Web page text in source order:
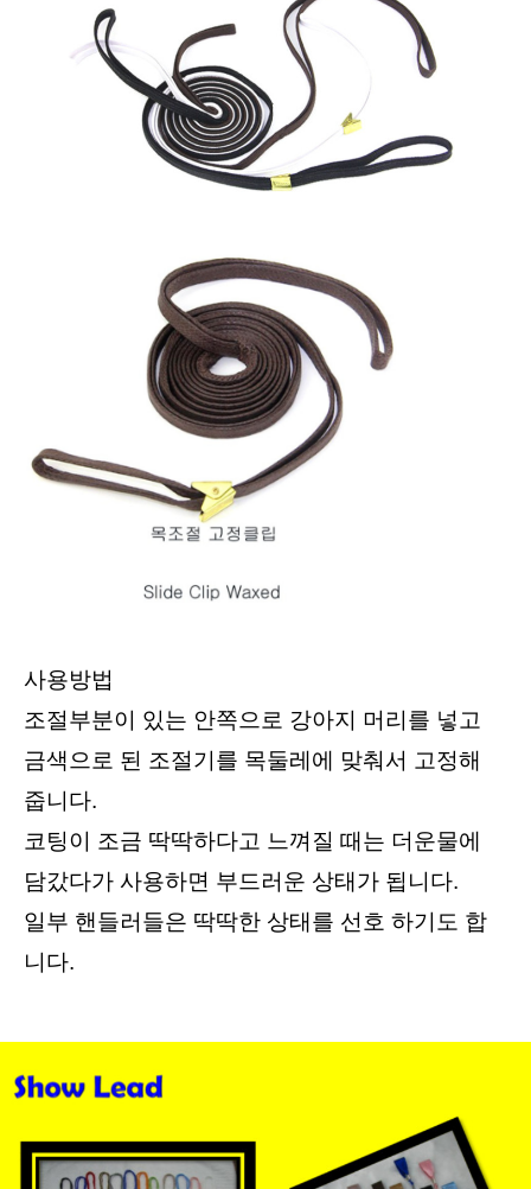
사용방법
조절부분이 있는 안쪽으로 강아지 머리를 넣고
금색으로 된 조절기를 목둘레에 맞춰서 고정해
줍니다.
코팅이 조금 딱딱하다고 느껴질 때는 더운물에
담갔다가 사용하면 부드러운 상태가 됩니다.
일부 핸들러들은 딱딱한 상태를 선호 하기도 합
니다.